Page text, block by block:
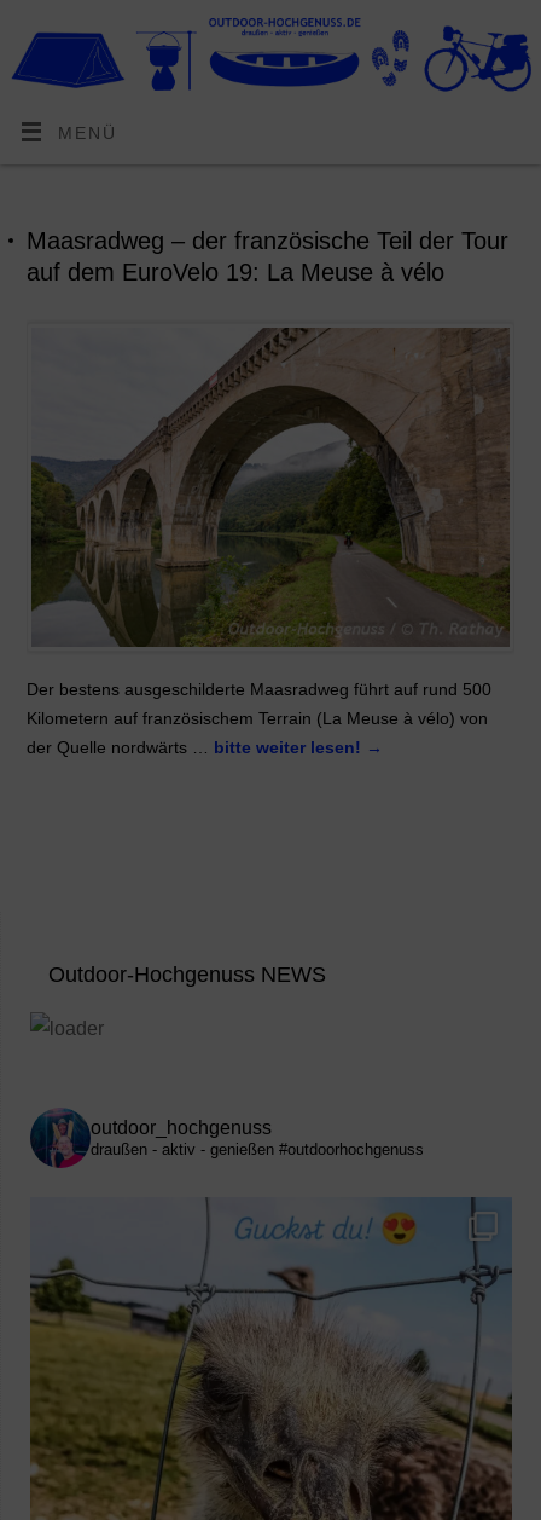
MENÜ
Maasradweg – der französische Teil der Tour
auf dem EuroVelo 19: La Meuse à vélo
Der bestens ausgeschilderte Maasradweg führt auf rund 500
Kilometern auf französischem Terrain (La Meuse à vélo) von
der Quelle nordwärts … bitte weiter lesen! →
Outdoor-Hochgenuss NEWS
outdoor_hochgenuss
draußen - aktiv - genießen #outdoorhochgenuss